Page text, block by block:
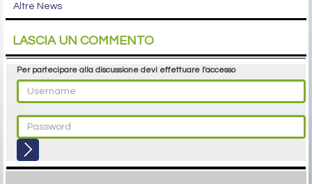
Altre News
LASCIA UN COMMENTO
Per partecipare alla discussione devi effettuare l'accesso